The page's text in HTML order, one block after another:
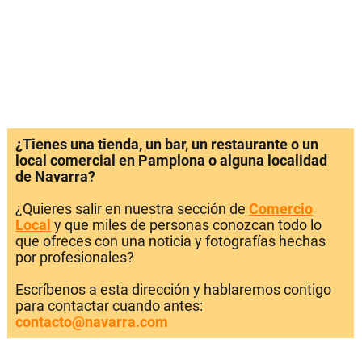
¿Tienes una tienda, un bar, un restaurante o un
local comercial en Pamplona o alguna localidad
de Navarra?
¿Quieres salir en nuestra sección de Comercio
Local y que miles de personas conozcan todo lo
que ofreces con una noticia y fotografías hechas
por profesionales?
Escríbenos a esta dirección y hablaremos contigo
para contactar cuando antes:
contacto@navarra.com